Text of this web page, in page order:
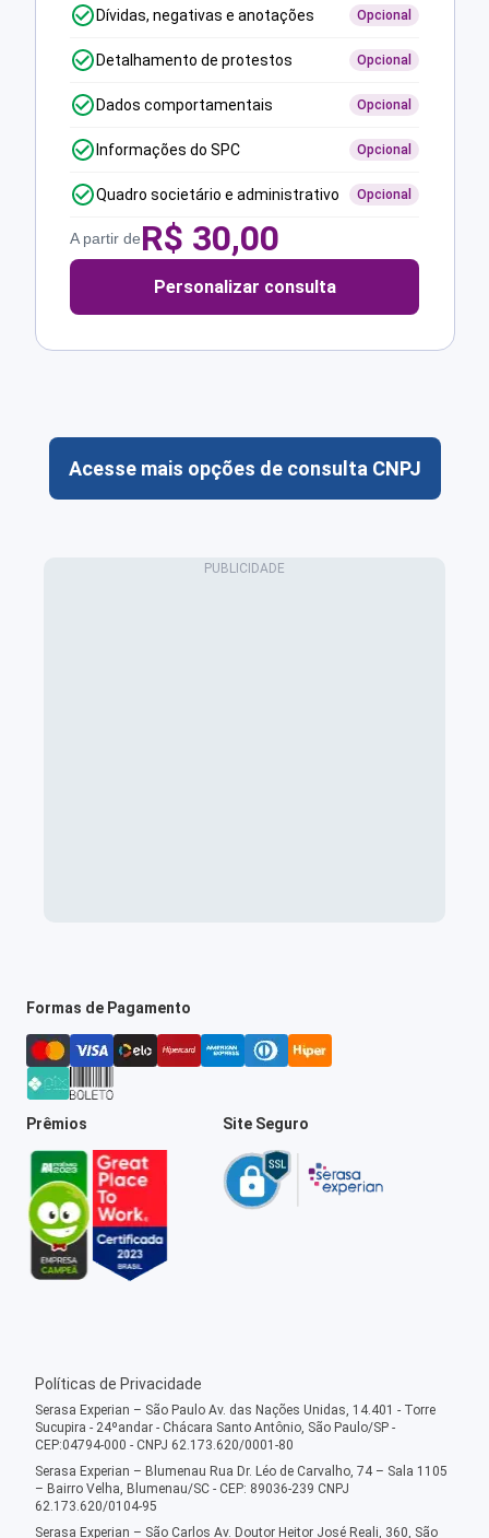
Dívidas, negativas e anotações Opcional
Detalhamento de protestos Opcional
Dados comportamentais Opcional
Informações do SPC Opcional
Quadro societário e administrativo Opcional
A partir deR$ 30,00
Personalizar consulta
Acesse mais opções de consulta CNPJ
Formas de Pagamento
Prêmios Site Seguro
Políticas de Privacidade
Serasa Experian – São Paulo Av. das Nações Unidas, 14.401 - Torre
Sucupira - 24ºandar - Chácara Santo Antônio, São Paulo/SP -
CEP:04794-000 - CNPJ 62.173.620/0001-80
Serasa Experian – Blumenau Rua Dr. Léo de Carvalho, 74 – Sala 1105
– Bairro Velha, Blumenau/SC - CEP: 89036-239 CNPJ
62.173.620/0104-95
Serasa Experian – São Carlos Av. Doutor Heitor José Reali, 360, São